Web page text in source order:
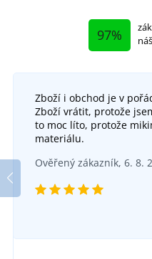
97%
Zboží i obchod je v
Zboží vrátit, protože
to moc líto, protože
materiálu.
Ověřený zákazník, 6. 8.